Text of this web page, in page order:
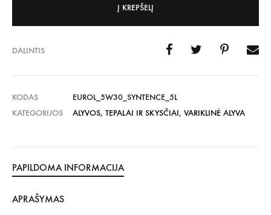
Į KREPŠELĮ
DALINTIS
KODAS
EUROL_5W30_SYNTENCE_5L
KATEGORIJOS
ALYVOS, TEPALAI IR SKYSČIAI, VARIKLINĖ ALYVA
PAPILDOMA INFORMACIJA
APRAŠYMAS